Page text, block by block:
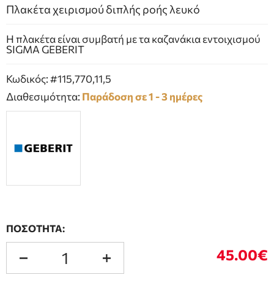
Πλακέτα χειρισμού διπλής ροής λευκό
Η πλακέτα είναι συμβατή με τα καζανάκια εντοιχισμού
SIGMA GEBERIT
Κωδικός: #115,770,11,5
Διαθεσιμότητα: Παράδοση σε 1 - 3 ημέρες
ΠΟΣΟΤΗΤΑ:
45.00€